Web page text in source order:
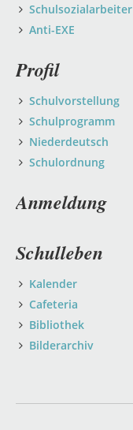
Schulsozialarbeiter
Anti-EXE
Profil
Schulvorstellung
Schulprogramm
Niederdeutsch
Schulordnung
Anmeldung
Schulleben
Kalender
Cafeteria
Bibliothek
Bilderarchiv